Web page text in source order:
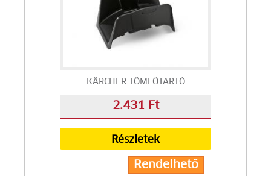
KÄRCHER TÖMLŐTARTÓ
2.431 Ft
Részletek
Rendelhető